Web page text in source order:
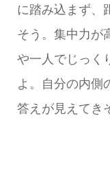
に踏み込まず、
そう。集中力が
や一人でじっく
よ。自分の内側
答えが見えてき